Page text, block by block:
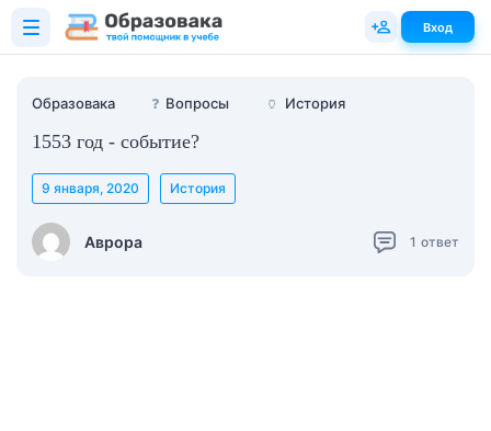
Образовака ❓ Вопросы 🏺 История
1553 год - событие?
Аврора
9 января, 2020 История
1 ответ
Вход